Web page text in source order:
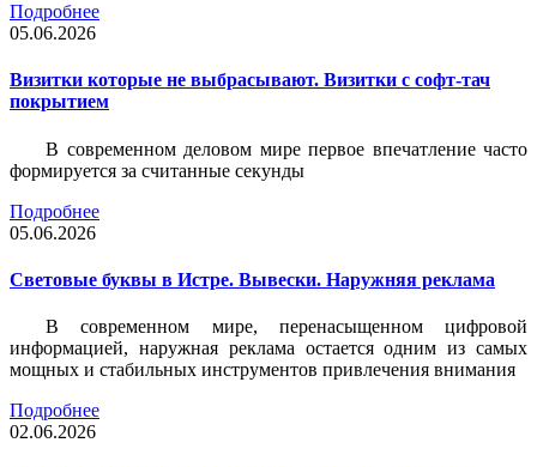
Подробнее
05.06.2026
Визитки которые не выбрасывают. Визитки с софт-тач
покрытием
В современном деловом мире первое впечатление часто
формируется за считанные секунды
Подробнее
05.06.2026
Световые буквы в Истре. Вывески. Наружняя реклама
В современном мире, перенасыщенном цифровой
информацией, наружная реклама остается одним из самых
мощных и стабильных инструментов привлечения внимания
Подробнее
02.06.2026